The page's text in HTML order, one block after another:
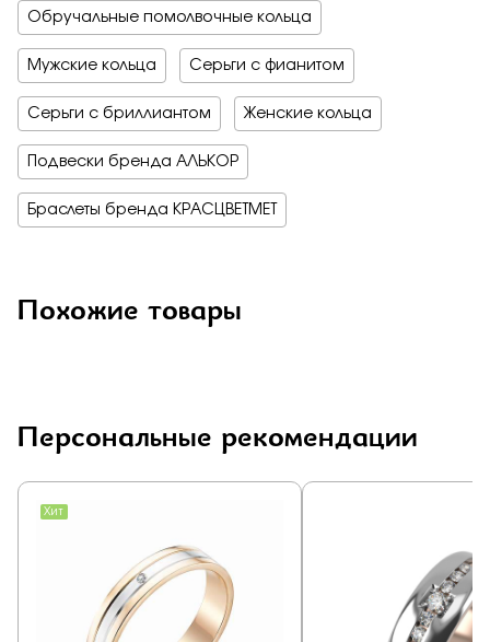
Обручальные помолвочные кольца
Мужские кольца Серьги с фианитом
Серьги с бриллиантом Женские кольца
Подвески бренда АЛЬКОР
Браслеты бренда КРАСЦВЕТМЕТ
Похожие товары
Персональные рекомендации